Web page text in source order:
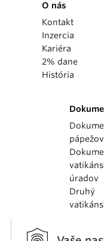
O nás
Kontakt
Inzercia
Kariéra
2% dane
História
pápežov
úradov
Druhý